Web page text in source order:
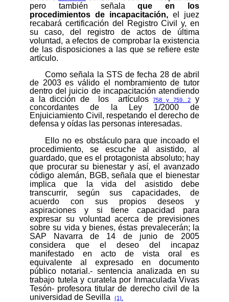
pero también señalaque en los
procedimientos de incapacitación, el juez
recabará certificación del Registro Civil y, en
su caso, del registro de actos de última
voluntad, a efectos de comprobar la existencia
de las disposiciones a las que se refiere este
artículo.
Como señala la STS de fecha 28 de abril
de 2003 es válido el nombramiento de tutor
dentro del juicio de incapacitación atendiendo
a la dicción de
los artículos758 y 759. 2
y
concordantes de la Ley 1/2000 de
Enjuiciamiento Civil, respetando el derecho de
defensa y oídas las personas interesadas.
Ello no es obstáculo para que incoado el
procedimiento, se escuche al asistido, al
guardado, que es el protagonista absoluto; hay
que procurar su bienestar y así, el avanzado
código alemán, BGB, señala que el bienestar
implica que la vida del asistido debe
transcurrir, según sus capacidades, de
acuerdo con sus propios deseos y
aspiraciones y si tiene capacidad para
expresar su voluntad acerca de previsiones
sobre su vida y bienes, éstas prevalecerán; la
SAP Navarra de 14 de junio de 2005
considera que el deseo del incapaz
manifestado en acto de vista oral es
equivalente al expresado en documento
público notarial.- sentencia analizada en su
trabajo tutela y curatela por Inmaculada Vivas
Tesón- profesora titular de derecho civil de la
universidad de Sevilla
(1).